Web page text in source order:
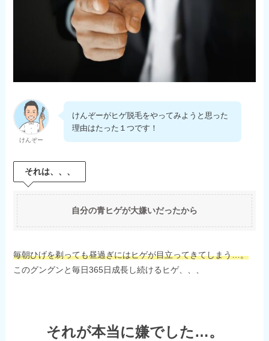
けんぞー
けんぞーがヒゲ脱毛をやってみようと思った
理由はたった１つです！
それは、、、
自分の青ヒゲが大嫌いだったから
毎朝ひげを剃っても昼過ぎにはヒゲが目立ってきてしまう…。
このグングンと毎日365日成長し続けるヒゲ、、、
それが本当に嫌でした…。